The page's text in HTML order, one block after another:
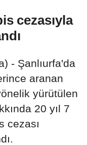
cezasıyla
- Şanlıurfa'da
aranan
yürütülen
20 yıl 7
cezası